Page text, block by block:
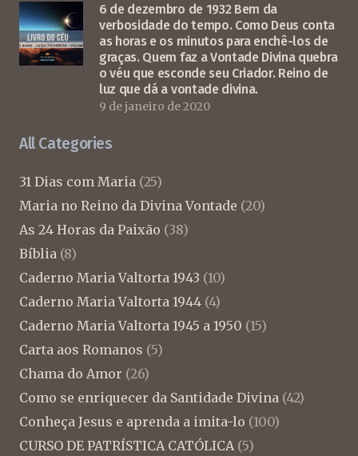
6 de dezembro de 1932 Bem da
verbosidade do tempo. Como Deus conta
as horas e os minutos para enchê-los de
graças. Quem faz a Vontade Divina quebra
o véu que esconde seu Criador. Reino de
luz que dá a vontade divina.
9 de janeiro de 2020
All Categories
31 Dias com Maria (25)
Maria no Reino da Divina Vontade (20)
As 24 Horas da Paixão (38)
Bíblia (8)
Caderno Maria Valtorta 1943 (10)
Caderno Maria Valtorta 1944 (4)
Caderno Maria Valtorta 1945 a 1950 (15)
Carta aos Romanos (5)
Chama do Amor (26)
Como se enriquecer da Santidade Divina (42)
Conheça Jesus e aprenda a imita-lo (100)
CURSO DE PATRÍSTICA CATÓLICA (5)